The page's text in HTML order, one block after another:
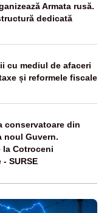
Armata rusă.
dedicată
cu mediul de afaceri
și reformele fiscale
conservatoare din
noul Guvern.
Cotroceni
SURSE